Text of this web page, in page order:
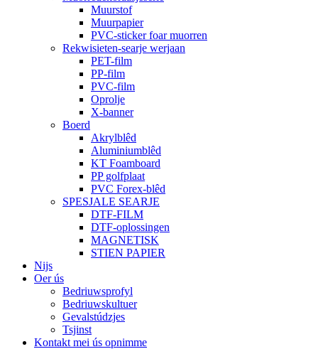
Muurstof
Muurpapier
PVC-sticker foar muorren
Rekwisieten-searje werjaan
PET-film
PP-film
PVC-film
Oprolje
X-banner
Boerd
Akrylblêd
Aluminiumblêd
KT Foamboard
PP golfplaat
PVC Forex-blêd
SPESJALE SEARJE
DTF-FILM
DTF-oplossingen
MAGNETISK
STIEN PAPIER
Nijs
Oer ús
Bedriuwsprofyl
Bedriuwskultuer
Gevalstúdzjes
Tsjinst
Kontakt mei ús opnimme